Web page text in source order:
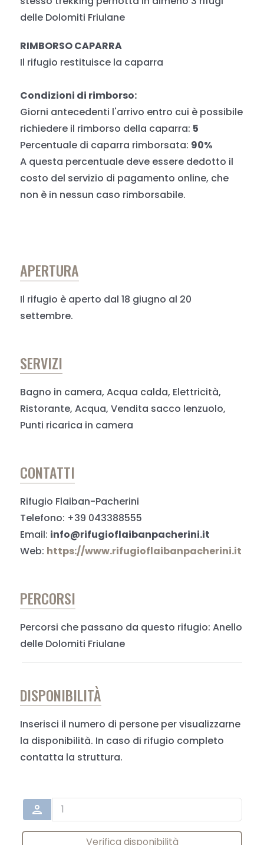
delle Dolomiti Friulane
RIMBORSO CAPARRA
Il rifugio restituisce la caparra
Condizioni di rimborso:
Giorni antecedenti l'arrivo entro cui è possibile
richiedere il rimborso della caparra: 5
Percentuale di caparra rimborsata: 90%
A questa percentuale deve essere dedotto il
costo del servizio di pagamento online, che
non è in nessun caso rimborsabile.
APERTURA
Il rifugio è aperto dal 18 giugno al 20
settembre.
SERVIZI
Bagno in camera, Acqua calda, Elettricità,
Ristorante, Acqua, Vendita sacco lenzuolo,
Punti ricarica in camera
CONTATTI
Rifugio Flaiban-Pacherini
Telefono: +39 043388555
Email: info@rifugioflaibanpacherini.it
Web: https://www.rifugioflaibanpacherini.it
PERCORSI
Percorsi che passano da questo rifugio: Anello
delle Dolomiti Friulane
DISPONIBILITÀ
Inserisci il numero di persone per visualizzarne
la disponibilità. In caso di rifugio completo
contatta la struttura.
person
Verifica disponibilità